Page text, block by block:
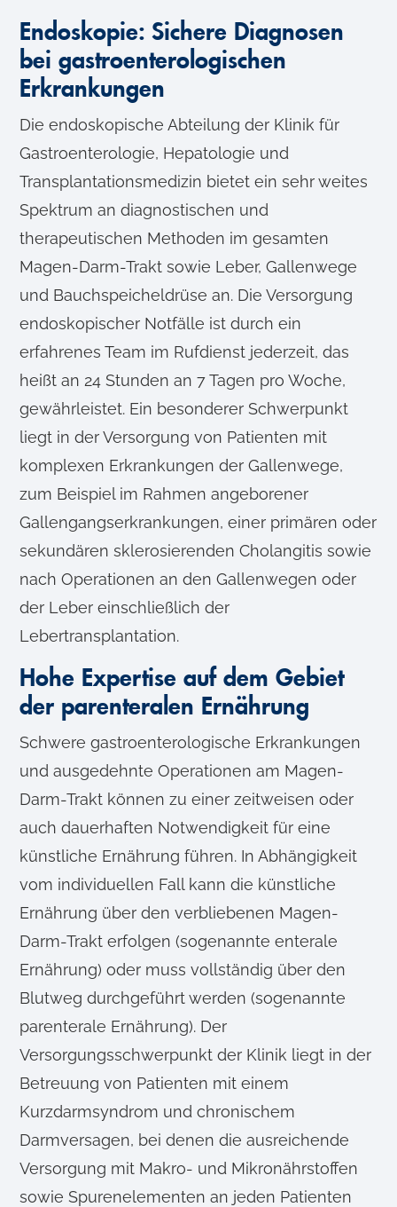
Endoskopie: Sichere Diagnosen
bei gastroenterologischen
Erkrankungen
Die endoskopische Abteilung der Klinik für
Gastroenterologie, Hepatologie und
Transplantationsmedizin bietet ein sehr weites
Spektrum an diagnostischen und
therapeutischen Methoden im gesamten
Magen-Darm-Trakt sowie Leber, Gallenwege
und Bauchspeicheldrüse an. Die Versorgung
endoskopischer Notfälle ist durch ein
erfahrenes Team im Rufdienst jederzeit, das
heißt an 24 Stunden an 7 Tagen pro Woche,
gewährleistet. Ein besonderer Schwerpunkt
liegt in der Versorgung von Patienten mit
komplexen Erkrankungen der Gallenwege,
zum Beispiel im Rahmen angeborener
Gallengangserkrankungen, einer primären oder
sekundären sklerosierenden Cholangitis sowie
nach Operationen an den Gallenwegen oder
der Leber einschließlich der
Lebertransplantation.
Hohe Expertise auf dem Gebiet
der parenteralen Ernährung
Schwere gastroenterologische Erkrankungen
und ausgedehnte Operationen am Magen-
Darm-Trakt können zu einer zeitweisen oder
auch dauerhaften Notwendigkeit für eine
künstliche Ernährung führen. In Abhängigkeit
vom individuellen Fall kann die künstliche
Ernährung über den verbliebenen Magen-
Darm-Trakt erfolgen (sogenannte enterale
Ernährung) oder muss vollständig über den
Blutweg durchgeführt werden (sogenannte
parenterale Ernährung). Der
Versorgungsschwerpunkt der Klinik liegt in der
Betreuung von Patienten mit einem
Kurzdarmsyndrom und chronischem
Darmversagen, bei denen die ausreichende
Versorgung mit Makro- und Mikronährstoffen
sowie Spurenelementen an jeden Patienten